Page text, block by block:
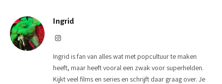
Ingrid
Instagram
Ingrid is fan van alles wat met popcultuur te maken
heeft, maar heeft vooral een zwak voor superhelden.
Kijkt veel films en series en schrijft daar graag over. Je